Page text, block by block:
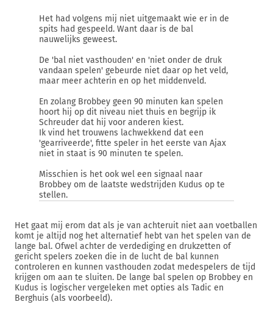
Het had volgens mij niet uitgemaakt wie er in de
spits had gespeeld. Want daar is de bal
nauwelijks geweest.
De 'bal niet vasthouden' en 'niet onder de druk
vandaan spelen' gebeurde niet daar op het veld,
maar meer achterin en op het middenveld.
En zolang Brobbey geen 90 minuten kan spelen
hoort hij op dit niveau niet thuis en begrijp ik
Schreuder dat hij voor anderen kiest.
Ik vind het trouwens lachwekkend dat een
'gearriveerde', fitte speler in het eerste van Ajax
niet in staat is 90 minuten te spelen.
Misschien is het ook wel een signaal naar
Brobbey om de laatste wedstrijden Kudus op te
stellen.
Het gaat mij erom dat als je van achteruit niet aan voetballen
komt je altijd nog het alternatief hebt van het spelen van de
lange bal. Ofwel achter de verdediging en drukzetten of
gericht spelers zoeken die in de lucht de bal kunnen
controleren en kunnen vasthouden zodat medespelers de tijd
krijgen om aan te sluiten. De lange bal spelen op Brobbey en
Kudus is logischer vergeleken met opties als Tadic en
Berghuis (als voorbeeld).